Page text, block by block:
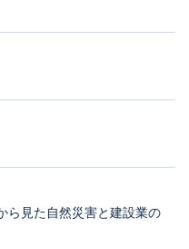
ら見た自然災害と建設業の